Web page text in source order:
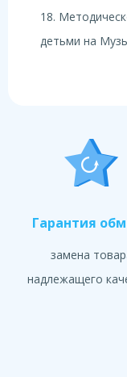
18.
детьми на
Гарантия
замена
надлежащего